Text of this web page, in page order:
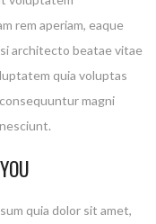
rem aperiam, eaque
architecto beatae vitae
quia voluptas
magni
quia dolor sit amet,